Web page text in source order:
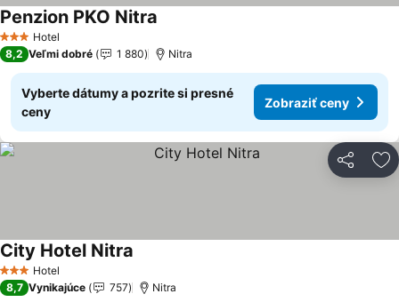
3 Počet hviezdičiek
Hotel
Penzion PKO Nitra
8,2 Veľmi dobré 1 880 Nitra
Vyberte dátumy a pozrite si presné
ceny
Zobraziť ceny
Zdieľať
3 Počet hviezdičiek
Hotel
City Hotel Nitra
8,7 Vynikajúce 757 Nitra